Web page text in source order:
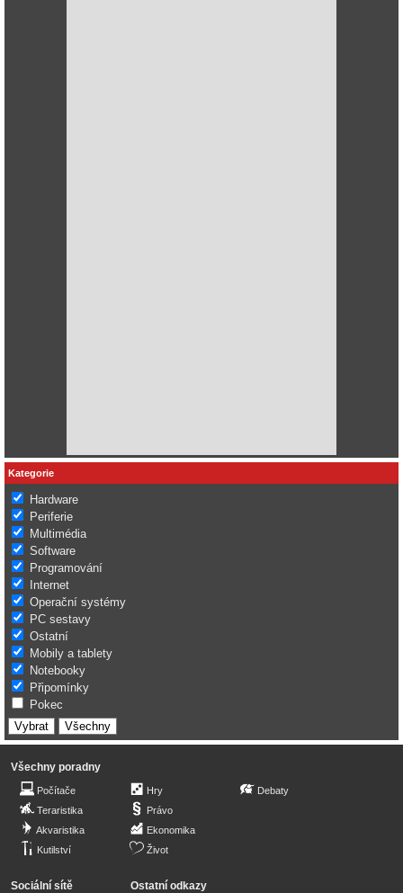
Kategorie
Hardware
Periferie
Multimédia
Software
Programování
Internet
Operační systémy
PC sestavy
Ostatní
Mobily a tablety
Notebooky
Připomínky
Pokec
Všechny poradny
Počítače
Teraristika
Akvaristika
Kutilství
Hry
Právo
Ekonomika
Život
Debaty
Sociální sítě Ostatní odkazy